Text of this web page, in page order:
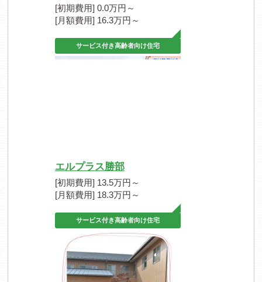
[初期費用] 0.0万円～
[月額費用] 16.3万円～
サービス付き高齢者向け住宅
エルプラス勝部
[初期費用] 13.5万円～
[月額費用] 18.3万円～
サービス付き高齢者向け住宅